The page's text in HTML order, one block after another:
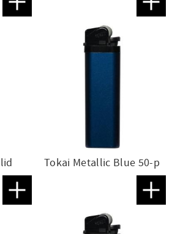
Lägg till i favoriter
Lägg till i favoriter
Tokai Metallic Blue 50-p